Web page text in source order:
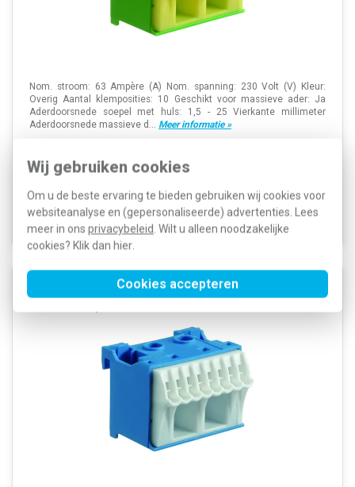
Wij gebruiken cookies
Om u de beste ervaring te bieden gebruiken wij cookies voor
websiteanalyse en (gepersonaliseerde) advertenties. Lees
meer in ons privacybeleid . Wilt u alleen noodzakelijke
cookies? Klik dan hier
Cookies accepteren
Nom. stroom: 63 Ampère (A) Nom. spanning: 230 Volt (V) Kleur:
Overig Aantal klemposities: 10 Geschikt voor massieve ader: Ja
Aderdoorsnede soepel met huls: 1,5 - 25 Vierkante millimeter
Aderdoorsnede massieve d... Meer informatie »
SKU:KN10E
EAN:3250613849023
Voor 21u besteld, morgen in huis*
Voorraad:6
Hager KN10N blauwe Quickconnect aansluitklem